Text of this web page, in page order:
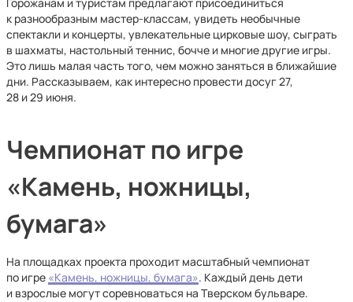
к разнообразным мастер-классам, увидеть необычные
спектакли и концерты, увлекательные цирковые шоу, сыграть
в шахматы, настольный теннис, бочче и многие другие игры.
Это лишь малая часть того, чем можно заняться в ближайшие
дни. Рассказываем, как интересно провести досуг 27,
28 и 29 июня.
Чемпионат по игре
«Камень, ножницы,
бумага»
На площадках проекта проходит масштабный чемпионат
по игре «Камень, ножницы, бумага». Каждый день дети
и взрослые могут соревноваться на Тверском бульваре.